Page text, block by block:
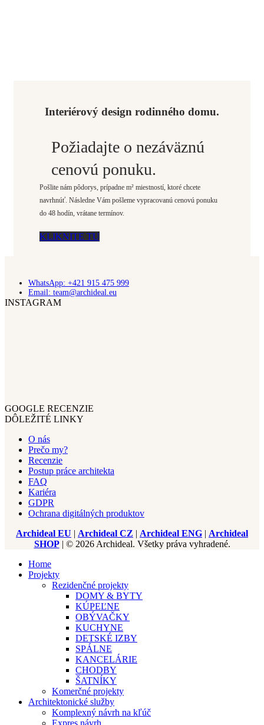
Interiérový design rodinného domu.
Požiadajte o nezáväznú
cenovú ponuku.
Pošlite nám pôdorys, prípadne m² miestností, ktoré chcete
navrhnúť. Následne Vám pošleme vypracovanú cenovú ponuku
do 48 hodín, vrátane termínov.
KLIKNITE TU
WhatsApp: +421 915 475 999
Email: team@archideal.eu
INSTAGRAM
GOOGLE RECENZIE
DÔLEŽITÉ LINKY
O nás
Prečo my?
Recenzie
Postup práce architekta
FAQ
Kariéra
GDPR
Ochrana digitálných produktov
Archideal EU | Archideal CZ | Archideal ENG | Archideal
SHOP | © 2026 Archideal. Všetky práva vyhradené.
Home
Projekty
Rezidenčné projekty
DOMY & BYTY
KÚPEĽNE
OBÝVAČKY
KUCHYNE
DETSKÉ IZBY
SPÁLNE
KANCELÁRIE
CHODBY
ŠATNÍKY
Komerčné projekty
Architektonické služby
Komplexný návrh na kľúč